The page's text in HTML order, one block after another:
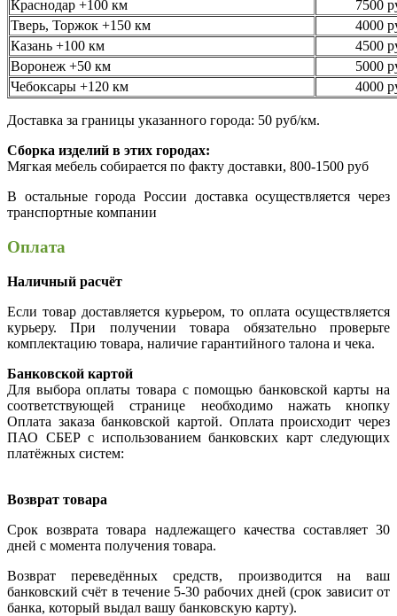
Краснодар +100 км
7500
Тверь, Торжок +150 км
4000
Казань +100 км
4500
Воронеж +50 км
5000
Чебоксары +120 км
4000
Доставка за границы указанного города: 50 руб/км.
Сборка изделий в этих городах:
Мягкая мебель собирается по факту доставки, 800-1500 руб
В остальные города России доставка осуществляется через
транспортные компании
Оплата
Наличный расчёт
Если товар доставляется курьером, то оплата осуществляется
курьеру. При получении товара обязательно проверьте
комплектацию товара, наличие гарантийного талона и чека.
Банковской картой
Для выбора оплаты товара с помощью банковской карты на
соответствующей странице необходимо нажать кнопку
Оплата заказа банковской картой. Оплата происходит через
ПАО СБЕР с использованием банковских карт следующих
платёжных систем:
Возврат товара
Срок возврата товара надлежащего качества составляет 30
дней с момента получения товара.
Возврат переведённых средств, производится на ваш
банковский счёт в течение 5-30 рабочих дней (срок зависит от
банка, который выдал вашу банковскую карту).